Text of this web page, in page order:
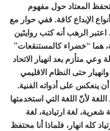
المعتاد حول مفهوم
الإبداع كافة. ففي حوار مع
عساف، يعود إلى ربيع 1998، اعتبر الرهب أنه كتب روايتَين
هما “خضراء كالمستنقعات”
متأزم بعد انهيار الاتحاد
حتى النظام الاقليمي
ينعكس على أدواته الفنية.
لأنّ اللغة التي استخدمتها
لغة ارتيادية، لغة
كله انهار، فلماذا أنا محتفظ